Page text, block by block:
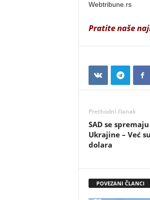
Webtribune.rs
Pratite naše
Prethodni članak
SAD se
Ukrajine – Već
dolara
POVEZANI ČLANCI